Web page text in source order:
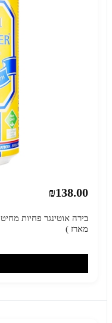
₪138.00
מארז )